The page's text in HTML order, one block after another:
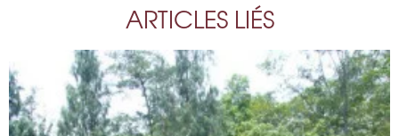
ARTICLES LIÉS